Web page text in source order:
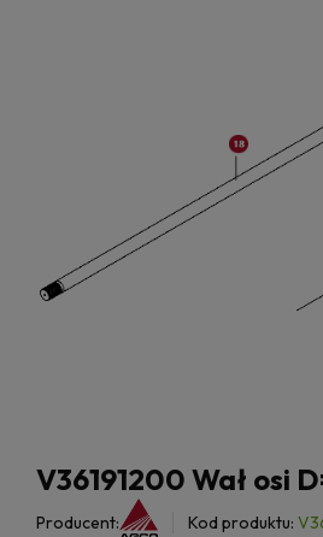
V36191200 Wał osi
Producent: Kod produktu: